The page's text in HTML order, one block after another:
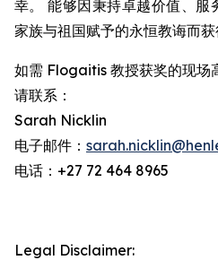
幸。 能够因秉持卓越价值、服
家族与祖国赋予的永恒教诲而
如需 Flogaitis 教授获奖的现场
请联系：
Sarah Nicklin
电子邮件：
电话：+27 72 464 8965
Legal Disclaimer: